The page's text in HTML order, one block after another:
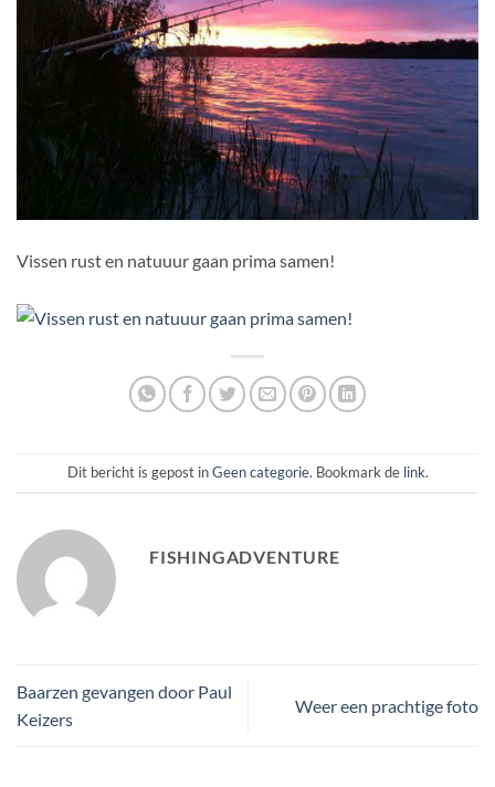
Vissen rust en natuuur gaan prima samen!
Dit bericht is gepost inGeen categorie. Bookmark de link.
FISHINGADVENTURE
Baarzen gevangen door Paul
Keizers
Weer een prachtige foto